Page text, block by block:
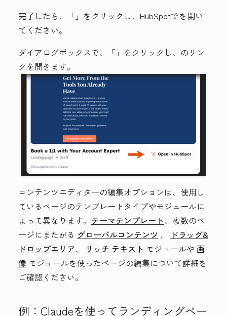
完了したら、「 」をクリックし、HubSpotでを開い
てください。
ダイアログボックスで、「 」をクリックし、 のリン
クを開きます。
コンテンツエディターの編集オプションは、使用し
ているページのテンプレートタイプやモジュールに
よって異なります。 テーマテンプレート、複数のペ
ージにまたがる グローバルコンテンツ 、
ドラッグ&
ドロップエリア、 リッチ テキスト モジュールや 画
像 モジュールを使ったページの編集について詳細を
ご確認ください。
例：Claudeを使ってランディングペー